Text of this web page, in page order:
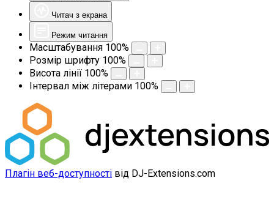
Читач з екрана
Режим читання
Масштабування 100%
Розмір шрифту 100%
Висота лінії 100%
Інтервал між літерами 100%
Плагін веб-доступності від DJ-Extensions.com